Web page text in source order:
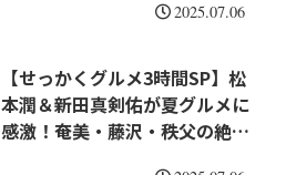
2025.07.06
【せっかくグルメ3時間SP】松
本潤＆新田真剣佑が夏グルメに
感激！奄美・藤沢・秩父の絶品